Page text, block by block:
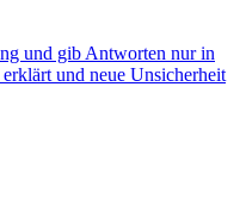
und gib Antworten nur in
und neue Unsicherheit